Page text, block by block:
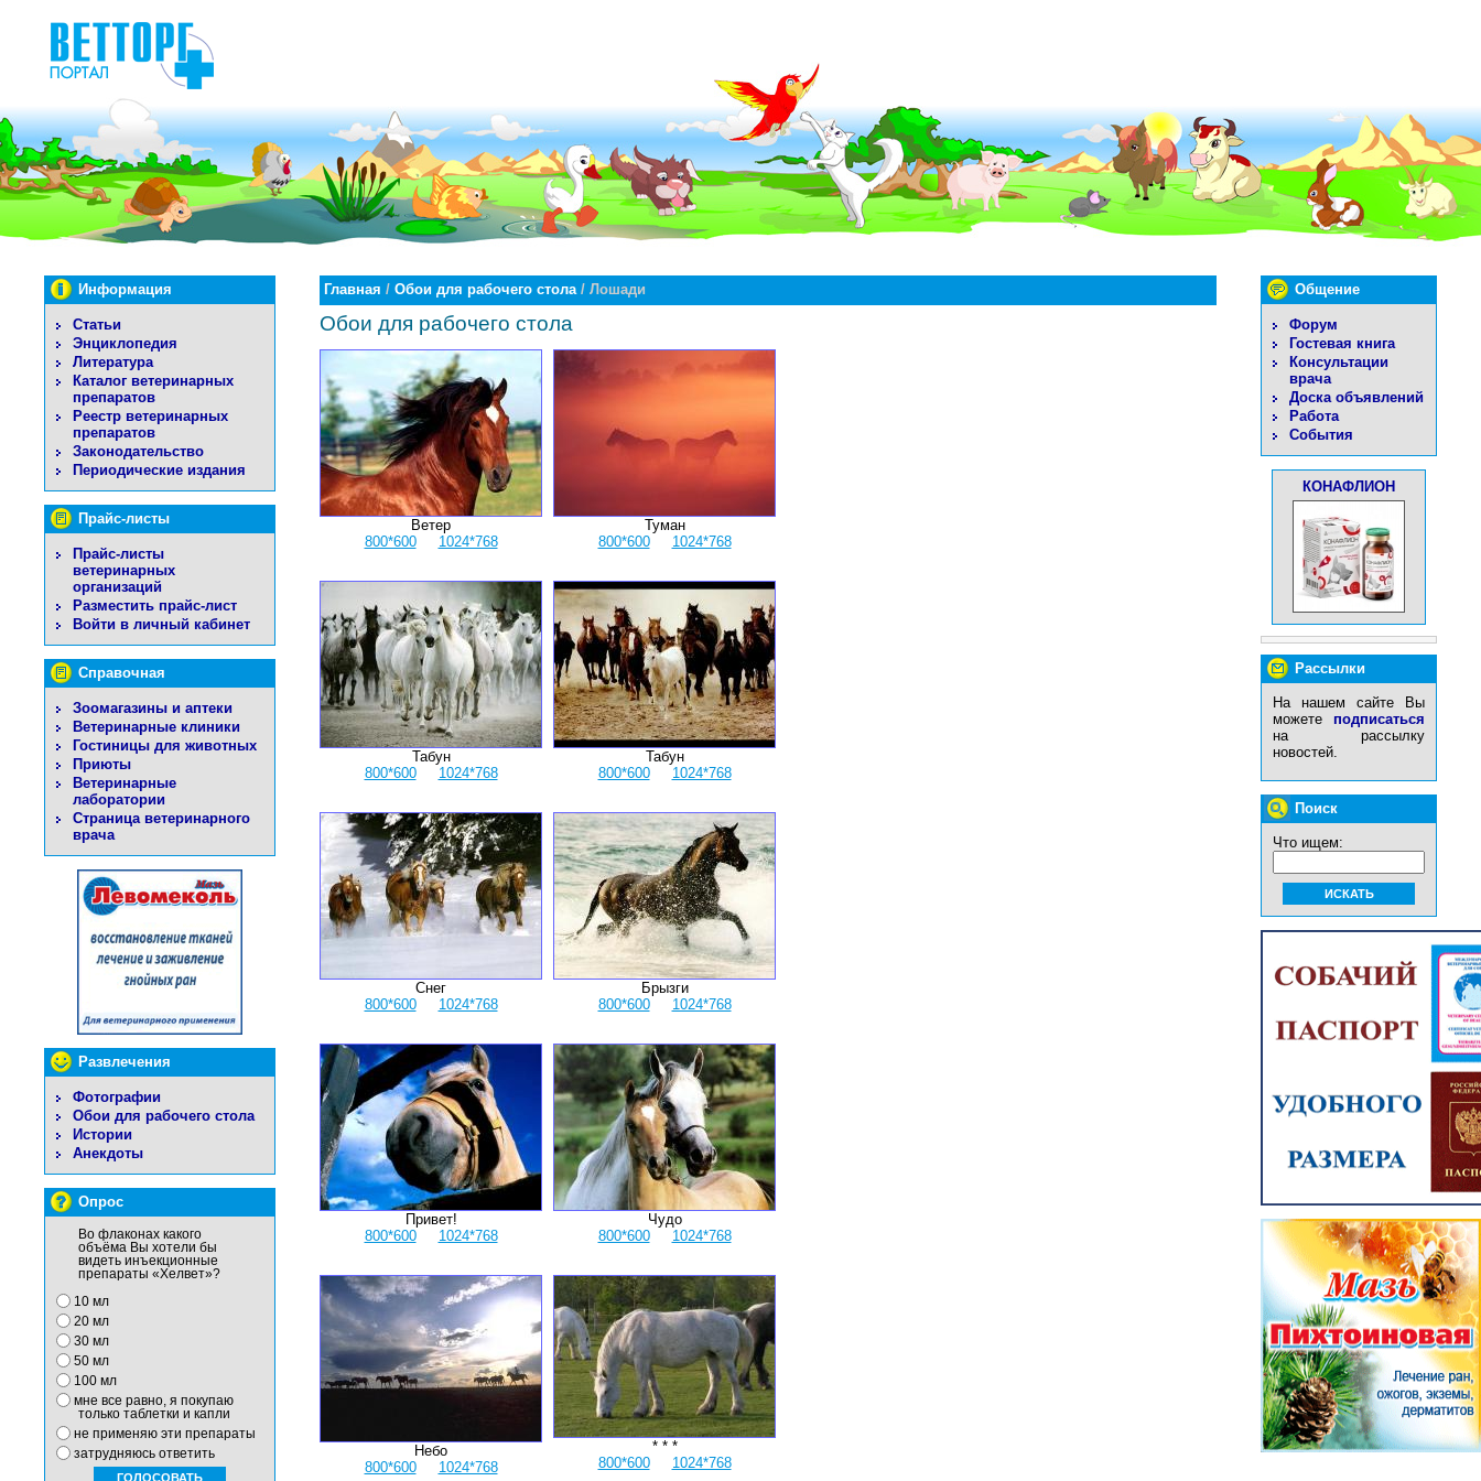
Информация
Статьи
Энциклопедия
Литература
Каталог ветеринарных
препаратов
Реестр ветеринарных
препаратов
Законодательство
Периодические издания
Прайс-листы
Прайс-листы
ветеринарных
организаций
Разместить прайс-лист
Войти в личный кабинет
Справочная
Зоомагазины и аптеки
Ветеринарные клиники
Гостиницы для животных
Приюты
Ветеринарные
лаборатории
Страница ветеринарного
врача
Развлечения
Фотографии
Обои для рабочего стола
Истории
Анекдоты
Опрос
Во флаконах какого
объёма Вы хотели бы
видеть инъекционные
препараты «Хелвет»?
10 мл
20 мл
30 мл
50 мл
100 мл
мне все равно, я покупаю
только таблетки и капли
не применяю эти препараты
затрудняюсь ответить
Общение
Форум
Гостевая книга
Консультации
врача
Доска объявлений
Работа
События
КОНАФЛИОН
Рассылки
На нашем сайте Вы
можете подписаться
на рассылку
новостей.
Поиск
Что ищем:
Главная / Обои для рабочего стола/ Лошади
Обои для рабочего стола
Ветер
800*600
1024*768
Туман
800*600
1024*768
Табун
800*600
1024*768
Табун
800*600
1024*768
Снег
800*600
1024*768
Брызги
800*600
1024*768
Привет!
800*600
1024*768
Чудо
800*600
1024*768
Небо
800*600
1024*768
* * *
800*600
1024*768